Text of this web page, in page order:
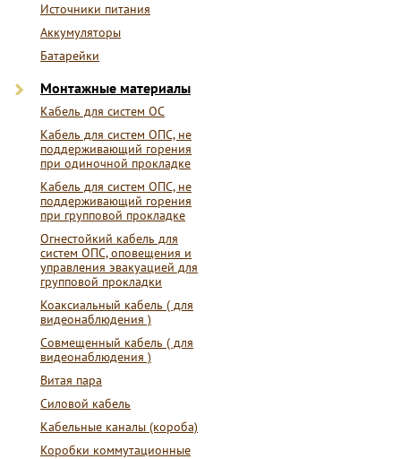
Источники питания
Аккумуляторы
Батарейки
Монтажные материалы
Кабель для систем ОС
Кабель для систем ОПС, не
поддерживающий горения
при одиночной прокладке
Кабель для систем ОПС, не
поддерживающий горения
при групповой прокладке
Огнестойкий кабель для
систем ОПС, оповещения и
управления эвакуацией для
групповой прокладки
Коаксиальный кабель ( для
видеонаблюдения )
Совмещенный кабель ( для
видеонаблюдения )
Витая пара
Силовой кабель
Кабельные каналы (короба)
Коробки коммутационные